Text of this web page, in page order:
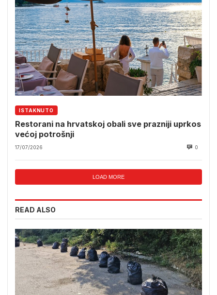
ISTAKNUTO
Restorani na hrvatskoj obali sve prazniji uprkos
većoj potrošnji
17/07/2026 0
LOAD MORE
READ ALSO